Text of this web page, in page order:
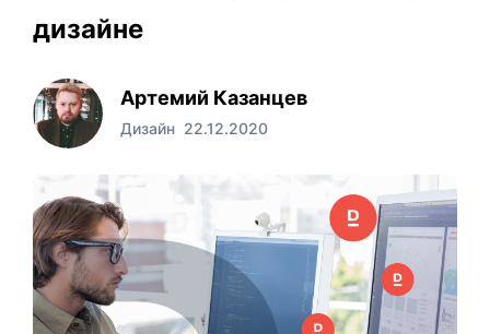
дизайне
Артемий Казанцев
Дизайн 22.12.2020